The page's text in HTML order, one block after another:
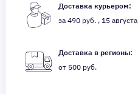
Доставка курьером:
за 490 руб. , 15 августа
Доставка в регионы:
от 500 руб.